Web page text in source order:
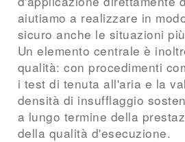
aiutiamo a realizzare in
sicuro anche le situazioni
Un elemento centrale è
qualità: con procedimenti
i test di tenuta all'aria e la
densità di insufflaggio
a lungo termine della
della qualità d'esecuzione.